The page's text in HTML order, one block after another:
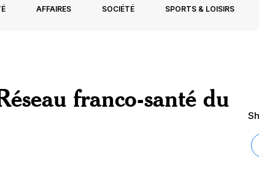
AFFAIRES SOCIÉTÉ SPORTS & LOISIRS
franco-santé du